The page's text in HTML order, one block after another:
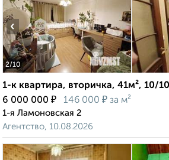
2/10
‹
1-к квартира, вторичка, 41м², 10/
6 000 000 ₽ 146 000 ₽ за м²
1-я Ламоновская 2
Агентство, 10.08.2026